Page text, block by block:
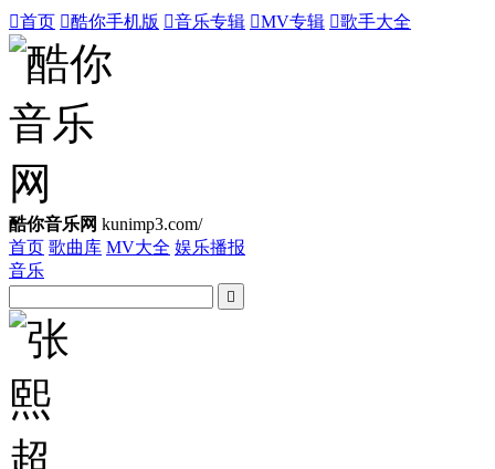
首页 酷你手机版 音乐专辑 MV专辑 歌手大全
酷你音乐网 kunimp3.com/
首页 歌曲库 MV大全 娱乐播报
音乐
